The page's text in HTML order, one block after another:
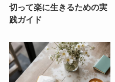
切って楽に生きるための実
践ガイド